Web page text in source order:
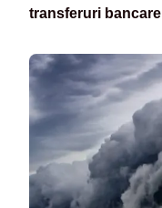
transferuri bancare